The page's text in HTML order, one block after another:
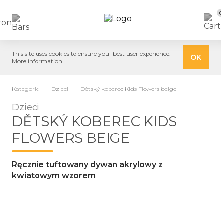
This site uses cookies to ensure your best user experience.
More information
OK
Kategorie Dzieci Dětský koberec Kids Flowers beige
Dzieci
DĚTSKÝ KOBEREC KIDS
FLOWERS BEIGE
Ręcznie tuftowany dywan akrylowy z
kwiatowym wzorem